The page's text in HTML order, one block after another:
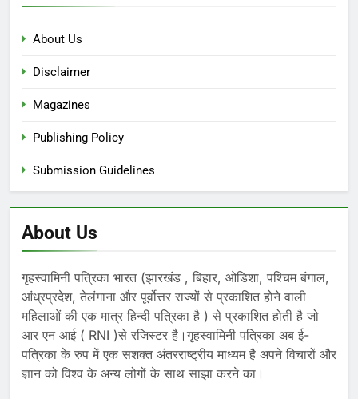
About Us
Disclaimer
Magazines
Publishing Policy
Submission Guidelines
About Us
गृहस्वामिनी पत्रिका भारत (झारखंड , बिहार, ओडिशा, पश्चिम बंगाल,
आंध्रप्रदेश, तेलंगाना और पूर्वोत्तर राज्यों से प्रकाशित होने वाली
महिलाओं की एक मात्र हिन्दी पत्रिका है ) से प्रकाशित होती है जो
आर एन आई ( RNI )से रजिस्टर है।गृहस्वामिनी पत्रिका अब ई-
पत्रिका के रुप में एक सशक्त अंतरराष्ट्रीय माध्यम है अपने विचारों और
ज्ञान को विश्व के अन्य लोगों के साथ साझा करने का।